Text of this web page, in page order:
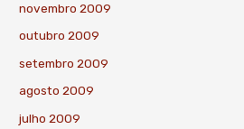
novembro 2009
outubro 2009
setembro 2009
agosto 2009
julho 2009